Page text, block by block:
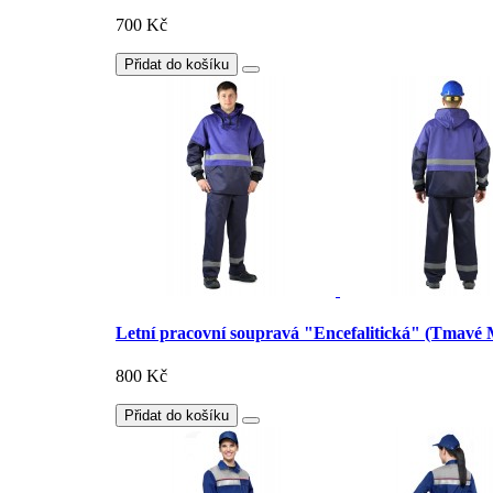
700 Kč
Přidat do košíku
Letní pracovní soupravá "Encefalitická" (Tmavé
800 Kč
Přidat do košíku